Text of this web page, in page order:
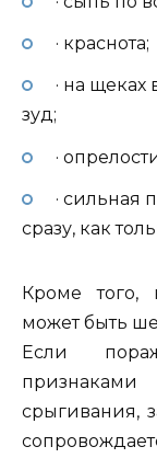
· краснота;
· на
зуд;
·
· сильная
сразу, как
Кроме того,
может быть
Если
признаками
срыгивания,